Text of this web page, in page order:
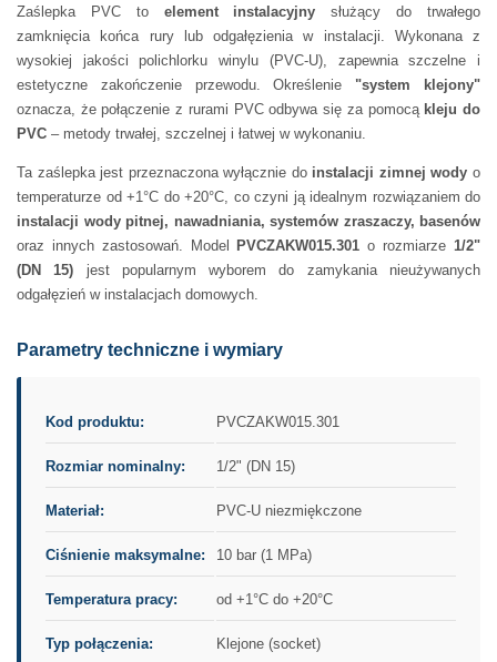
Zaślepka PVC to element instalacyjny służący do trwałego
zamknięcia końca rury lub odgałęzienia w instalacji. Wykonana z
wysokiej jakości polichlorku winylu (PVC-U), zapewnia szczelne i
estetyczne zakończenie przewodu. Określenie "system klejony"
oznacza, że połączenie z rurami PVC odbywa się za pomocą kleju do
PVC – metody trwałej, szczelnej i łatwej w wykonaniu.
Ta zaślepka jest przeznaczona wyłącznie do instalacji zimnej wody o
temperaturze od +1°C do +20°C, co czyni ją idealnym rozwiązaniem do
instalacji wody pitnej, nawadniania, systemów zraszaczy, basenów
oraz innych zastosowań. Model
PVCZAKW015.301 o rozmiarze1/2"
(DN 15) jest popularnym wyborem do zamykania nieużywanych
odgałęzień w instalacjach domowych.
Parametry techniczne i wymiary
Kod produktu: PVCZAKW015.301
Rozmiar nominalny: 1/2" (DN 15)
Materiał: PVC-U niezmiękczone
Ciśnienie maksymalne: 10 bar (1 MPa)
Temperatura pracy: od +1°C do +20°C
Typ połączenia: Klejone (socket)